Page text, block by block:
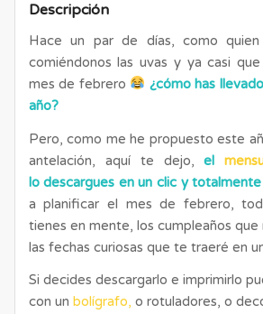
Descripción
Hace un par de días, como quien
comiéndonos las uvas y ya casi
mes de febrero
¿cómo has
año?
Pero, como me he propuesto este
antelación, aquí te dejo,el
lo descargues en un clic y
a planificar el mes de febrero,
tienes en mente, los cumpleaños
las fechas curiosas que te traeré en
Si decides descargarlo e imprimirlo
con un bolígrafo, o rotuladores, o